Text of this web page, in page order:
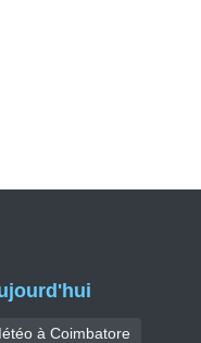
à Coimbatore